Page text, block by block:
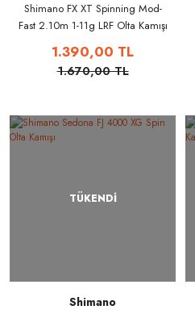
Shimano FX XT Spinning Mod-
Fast 2.10m 1-11g LRF Olta Kamışı
1.390,00 TL
1.670,00 TL
TÜKENDİ
Shimano